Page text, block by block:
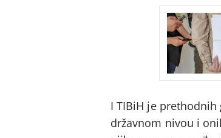
I TIBiH je
državnom nivou i